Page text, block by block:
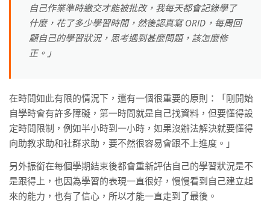
自己作業準時繳交才能被批改，我每天都會記錄學了
什麼，花了多少學習時間，然後認真寫 ORID，每周回
顧自己的學習狀況，思考遇到甚麼問題，該怎麼修
正。」
在時間如此有限的情況下，還有一個很重要的原則：「剛開始
自學時會有許多障礙，第一時間就是自己找資料，但要懂得設
定時間限制，例如半小時到一小時，如果沒辦法解決就要懂得
向助教求助和社群求助，要不然很容易會跟不上進度。」
另外振銜在每個學期結束後都會重新評估自己的學習狀況是不
是跟得上，也因為學習的表現一直很好，慢慢看到自己建立起
來的能力，也有了信心，所以才能一直走到了最後。